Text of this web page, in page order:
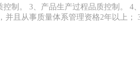
制。 3、产品生产过程品质控制。
且从事质量体系管理资格2年以上；